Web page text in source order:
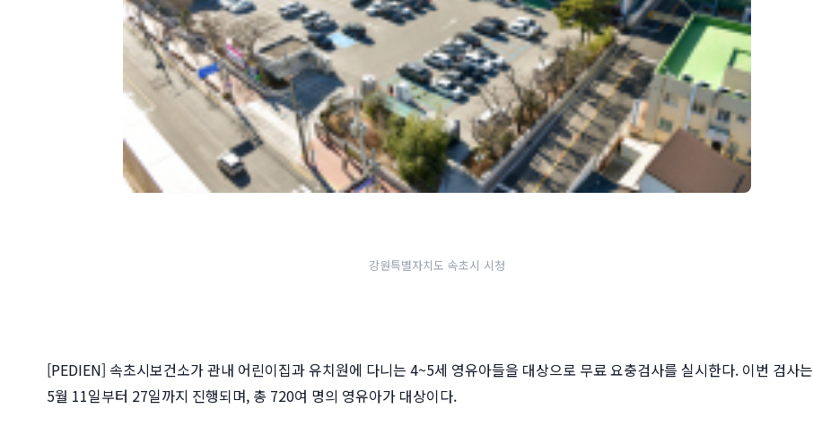
강원특별자치도 속초시 시청
[PEDIEN] 속초시보건소가 관내 어린이집과 유치원에 다니는 4~5세 영유아들을 대상으로 무료 요충검사를 실시한다. 이번 검사는
5월 11일부터 27일까지 진행되며, 총 720여 명의 영유아가 대상이다.